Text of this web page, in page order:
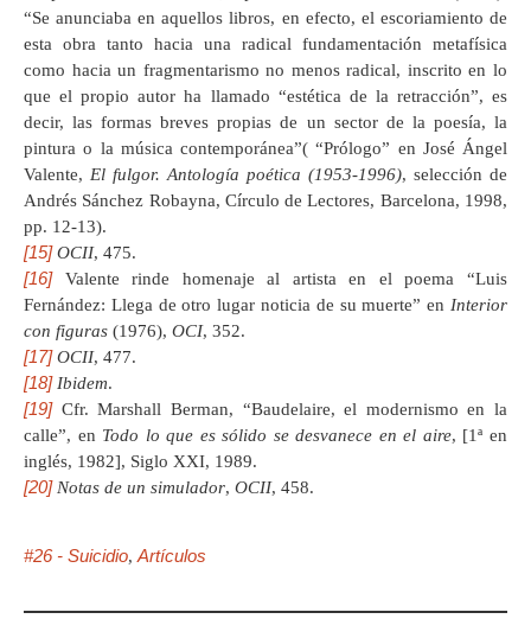
“Se anunciaba en aquellos libros, en efecto, el escoriamiento de
esta obra tanto hacia una radical fundamentación metafísica
como hacia un fragmentarismo no menos radical, inscrito en lo
que el propio autor ha llamado “estética de la retracción”, es
decir, las formas breves propias de un sector de la poesía, la
pintura o la música contemporánea”( “Prólogo” en José Ángel
Valente, El fulgor. Antología poética (1953-1996), selección de
Andrés Sánchez Robayna, Círculo de Lectores, Barcelona, 1998,
pp. 12-13).
[15] OCII, 475.
[16]Valente rinde homenaje al artista en el poema “Luis
Fernández: Llega de otro lugar noticia de su muerte” en Interior
con figuras (1976), OCI, 352.
[17] OCII, 477.
[18] Ibidem.
[19]Cfr. Marshall Berman, “Baudelaire, el modernismo en la
calle”, en Todo lo que es sólido se desvanece en el aire, [1ª en
inglés, 1982], Siglo XXI, 1989.
[20] Notas de un simulador, OCII, 458.
#26 - Suicidio, Artículos